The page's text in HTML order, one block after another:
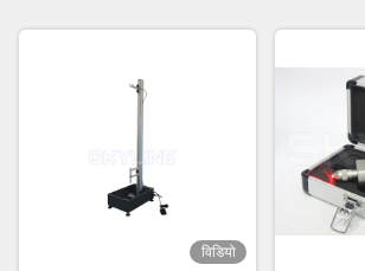
विडियो